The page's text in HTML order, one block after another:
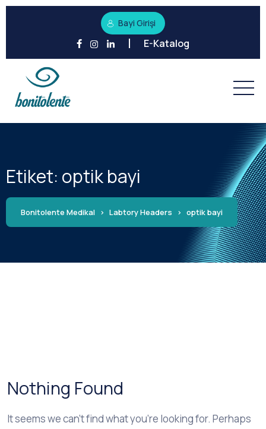
Bayi Girişi
E-Katalog
Etiket: optik bayi
Bonitolente Medikal > Labtory Headers > optik bayi
Nothing Found
It seems we can’t find what you’re looking for. Perhaps